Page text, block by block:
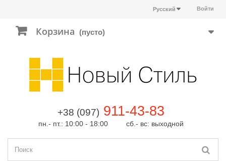
Войти
Русский
Корзина (пусто)
+38 (097) 911-43-83
пн.- пт.: 10:00 - 18:00 сб.- вс: выходной